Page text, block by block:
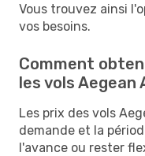
Vous trouvez ainsi
vos besoins.
Comment
les vols Aegean
Les prix des vols
demande et la
l'avance ou rester